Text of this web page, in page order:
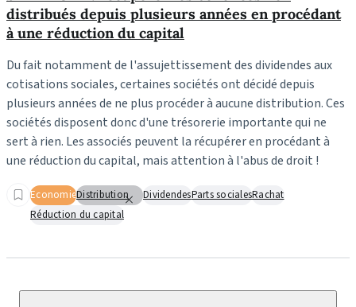
distribués depuis plusieurs années en procédant
à une réduction du capital
Du fait notamment de l'assujettissement des dividendes aux
cotisations sociales, certaines sociétés ont décidé depuis
plusieurs années de ne plus procéder à aucune distribution. Ces
sociétés disposent donc d'une trésorerie importante qui ne
sert à rien. Les associés peuvent la récupérer en procédant à
une réduction du capital, mais attention à l'abus de droit !
EconomieDistribution DividendesParts socialesRachat
Réduction du capital